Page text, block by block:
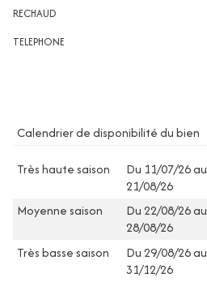
RECHAUD
TELEPHONE
Calendrier de disponibilité du bien
Très haute saison
Du 11/07/26 au
21/08/26
Moyenne saison
Du 22/08/26 au
28/08/26
Très basse saison
Du 29/08/26 au
31/12/26